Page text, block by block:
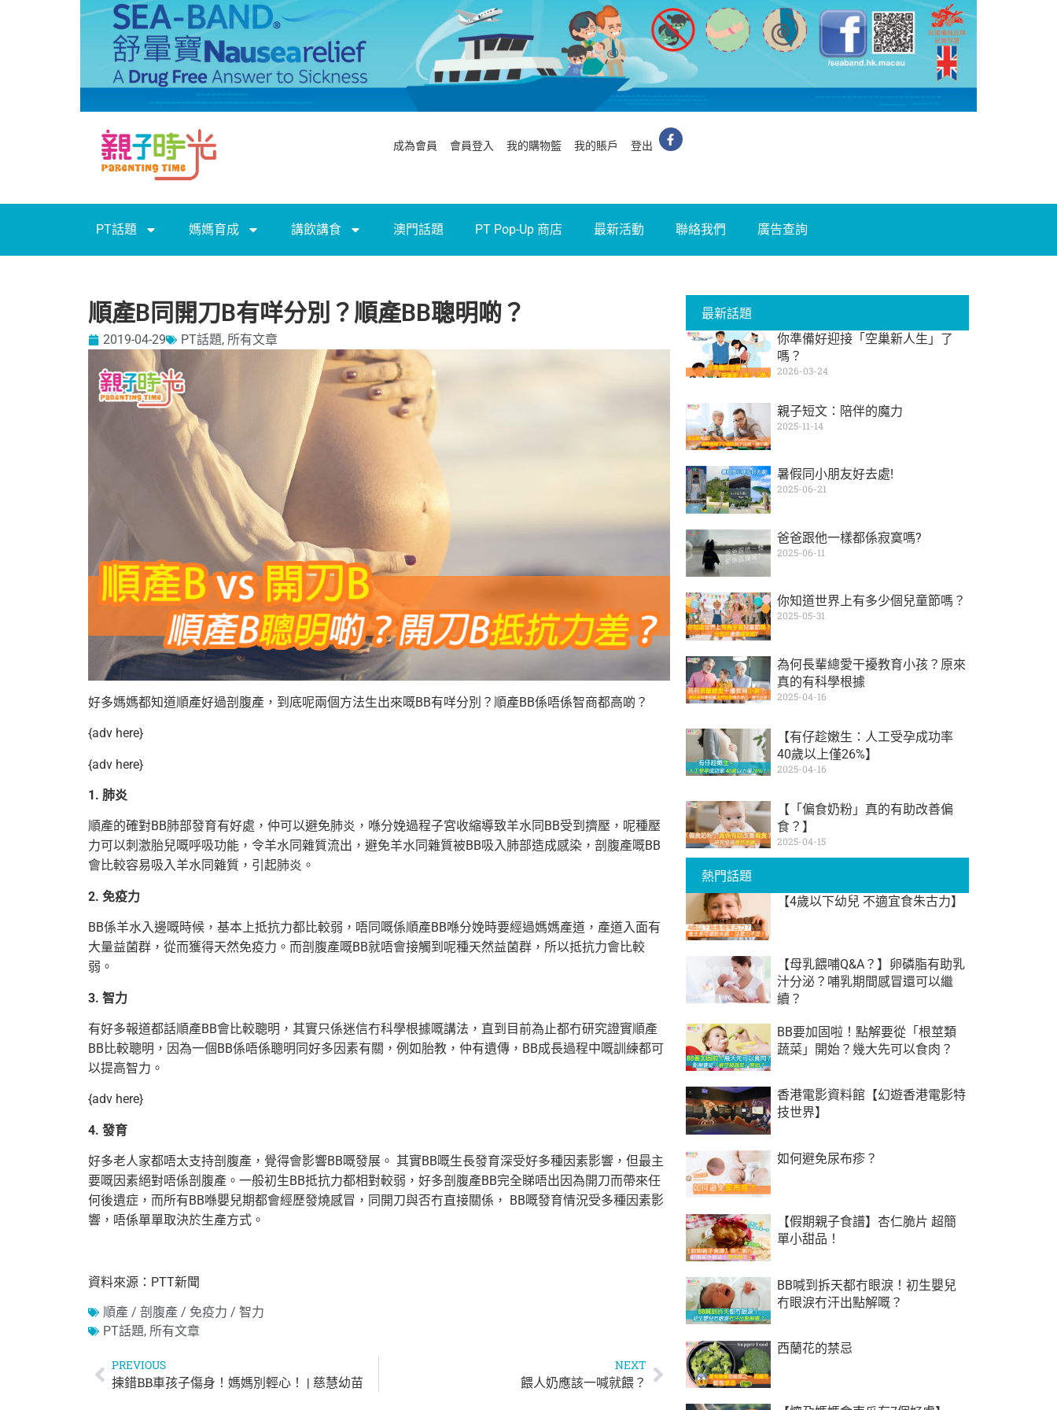
成為會員 會員登入 我的購物籃 我的賬戶 登出
PT話題 媽媽育成 講飲講食 澳門話題 PT Pop-Up 商店 最新活動 聯絡我們 廣告查詢
順產B同開刀B有咩分別？順產BB聰明啲？
2019-04-29 PT話題, 所有文章
好多媽媽都知道順產好過剖腹產，到底呢兩個方法生出來嘅BB有咩分別？順產BB係唔係智商都高啲？
{adv here}
{adv here}
1. 肺炎
順產的確對BB肺部發育有好處，仲可以避免肺炎，喺分娩過程子宮收縮導致羊水同BB受到擠壓，呢種壓
力可以刺激胎兒嘅呼吸功能，令羊水同雜質流出，避免羊水同雜質被BB吸入肺部造成感染，剖腹產嘅BB
會比較容易吸入羊水同雜質，引起肺炎。
2. 免疫力
BB係羊水入邊嘅時候，基本上抵抗力都比較弱，唔同嘅係順產BB喺分娩時要經過媽媽產道，產道入面有
大量益菌群，從而獲得天然免疫力。而剖腹產嘅BB就唔會接觸到呢種天然益菌群，所以抵抗力會比較
弱。
3. 智力
有好多報道都話順產BB會比較聰明，其實只係迷信冇科學根據嘅講法，直到目前為止都冇研究證實順產
BB比較聰明，因為一個BB係唔係聰明同好多因素有關，例如胎教，仲有遺傳，BB成長過程中嘅訓練都可
以提高智力。
{adv here}
4. 發育
好多老人家都唔太支持剖腹產，覺得會影響BB嘅發展。 其實BB嘅生長發育深受好多種因素影響，但最主
要嘅因素絕對唔係剖腹產。一般初生BB抵抗力都相對較弱，好多剖腹產BB完全睇唔出因為開刀而帶來任
何後遺症，而所有BB喺嬰兒期都會經歷發燒感冒，同開刀與否冇直接關係， BB嘅發育情況受多種因素影
響，唔係單單取決於生產方式。
資料來源：PTT新聞
順產 / 剖腹產 / 免疫力 / 智力
PT話題, 所有文章
PREVIOUS
揀錯BB車孩子傷身！媽媽別輕心！ | 慈慧幼苗
NEXT
餵人奶應該一喊就餵？
最新話題
你準備好迎接「空巢新人生」了
嗎？
2026-03-24
親子短文：陪伴的魔力
2025-11-14
暑假同小朋友好去處!
2025-06-21
爸爸跟他一樣都係寂寞嗎?
2025-06-11
你知道世界上有多少個兒童節嗎？
2025-05-31
為何長輩總愛干擾教育小孩？原來
真的有科學根據
2025-04-16
【有仔趁嫩生：人工受孕成功率
40歲以上僅26%】
2025-04-16
【「偏食奶粉」真的有助改善偏
食？】
2025-04-15
熱門話題
【4歲以下幼兒 不適宜食朱古力】
【母乳餵哺Q&A？】卵磷脂有助乳
汁分泌？哺乳期間感冒還可以繼
續？
BB要加固啦！點解要從「根莖類
蔬菜」開始？幾大先可以食肉？
香港電影資料館【幻遊香港電影特
技世界】
如何避免尿布疹？
【假期親子食譜】杏仁脆片 超簡
單小甜品！
BB喊到拆天都冇眼淚！初生嬰兒
冇眼淚冇汗出點解嘅？
西蘭花的禁忌